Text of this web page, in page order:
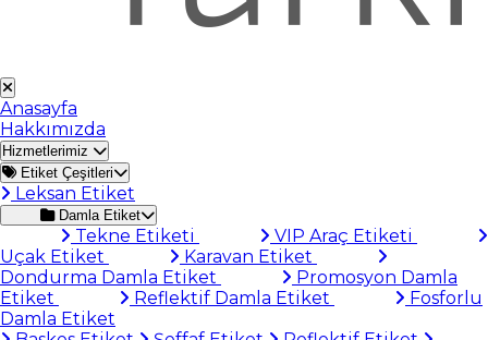
Anasayfa
Hakkımızda
Hizmetlerimiz
Etiket Çeşitleri
Leksan Etiket
Damla Etiket
Tekne Etiketi
VIP Araç Etiketi
Uçak Etiket
Karavan Etiket
Dondurma Damla Etiket
Promosyon Damla
Etiket
Reflektif Damla Etiket
Fosforlu
Damla Etiket